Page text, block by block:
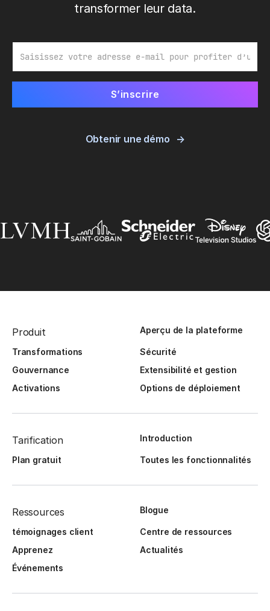
transformer leur data.
Obtenir une démo
Produit Aperçu de la plateforme
Transformations
Sécurité
Gouvernance
Extensibilité et gestion
Activations
Options de déploiement
Tarification Introduction
Plan gratuit Toutes les fonctionnalités
Ressources Blogue
témoignages client
Centre de ressources
Apprenez
Actualités
Événements